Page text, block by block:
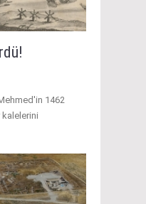
1462
kalelerini